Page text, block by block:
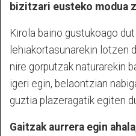
bizitzari eusteko modua
Kirola baino gustukoago
lehiakortasunarekin lotzen
nire gorputzak naturarekin
igeri egin, belaontzian
guztia plazeragatik egiten
Gaitzak aurrera egin